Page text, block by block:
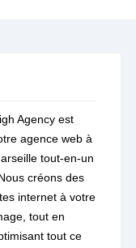
Agency est
agence web à
tout-en-un
créons des
internet à votre
tout en
tout ce